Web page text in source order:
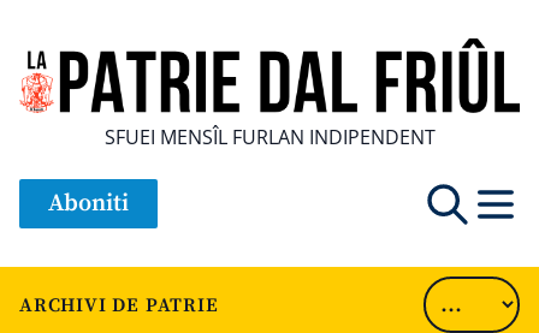
SFUEI MENSÎL FURLAN INDIPENDENT
Aboniti
ARCHIVI DE PATRIE